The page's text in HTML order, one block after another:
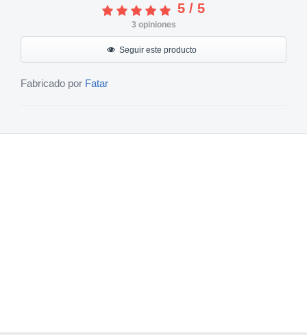
5 / 5
3 opiniones
Seguir este producto
Fabricado por Fatar